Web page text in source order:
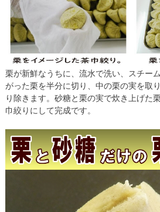
栗が新鮮なうちに、流水で洗い、スチー
がった栗を半分に切り、中の栗の実を取
り除きます。砂糖と栗の実で炊き上げた
巾絞りにして完成です。